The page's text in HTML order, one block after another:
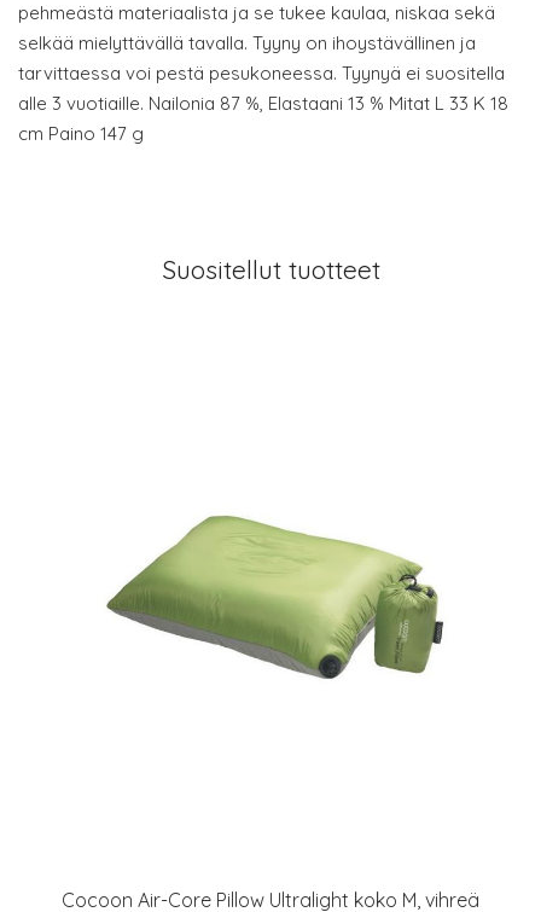
pehmeästä materiaalista ja se tukee kaulaa, niskaa sekä
selkää mielyttävällä tavalla. Tyyny on ihoystävällinen ja
tarvittaessa voi pestä pesukoneessa. Tyynyä ei suositella
alle 3 vuotiaille. Nailonia 87 %, Elastaani 13 % Mitat L 33 K 18
cm Paino 147 g
Suositellut tuotteet
Cocoon Air-Core Pillow Ultralight koko M, vihreä